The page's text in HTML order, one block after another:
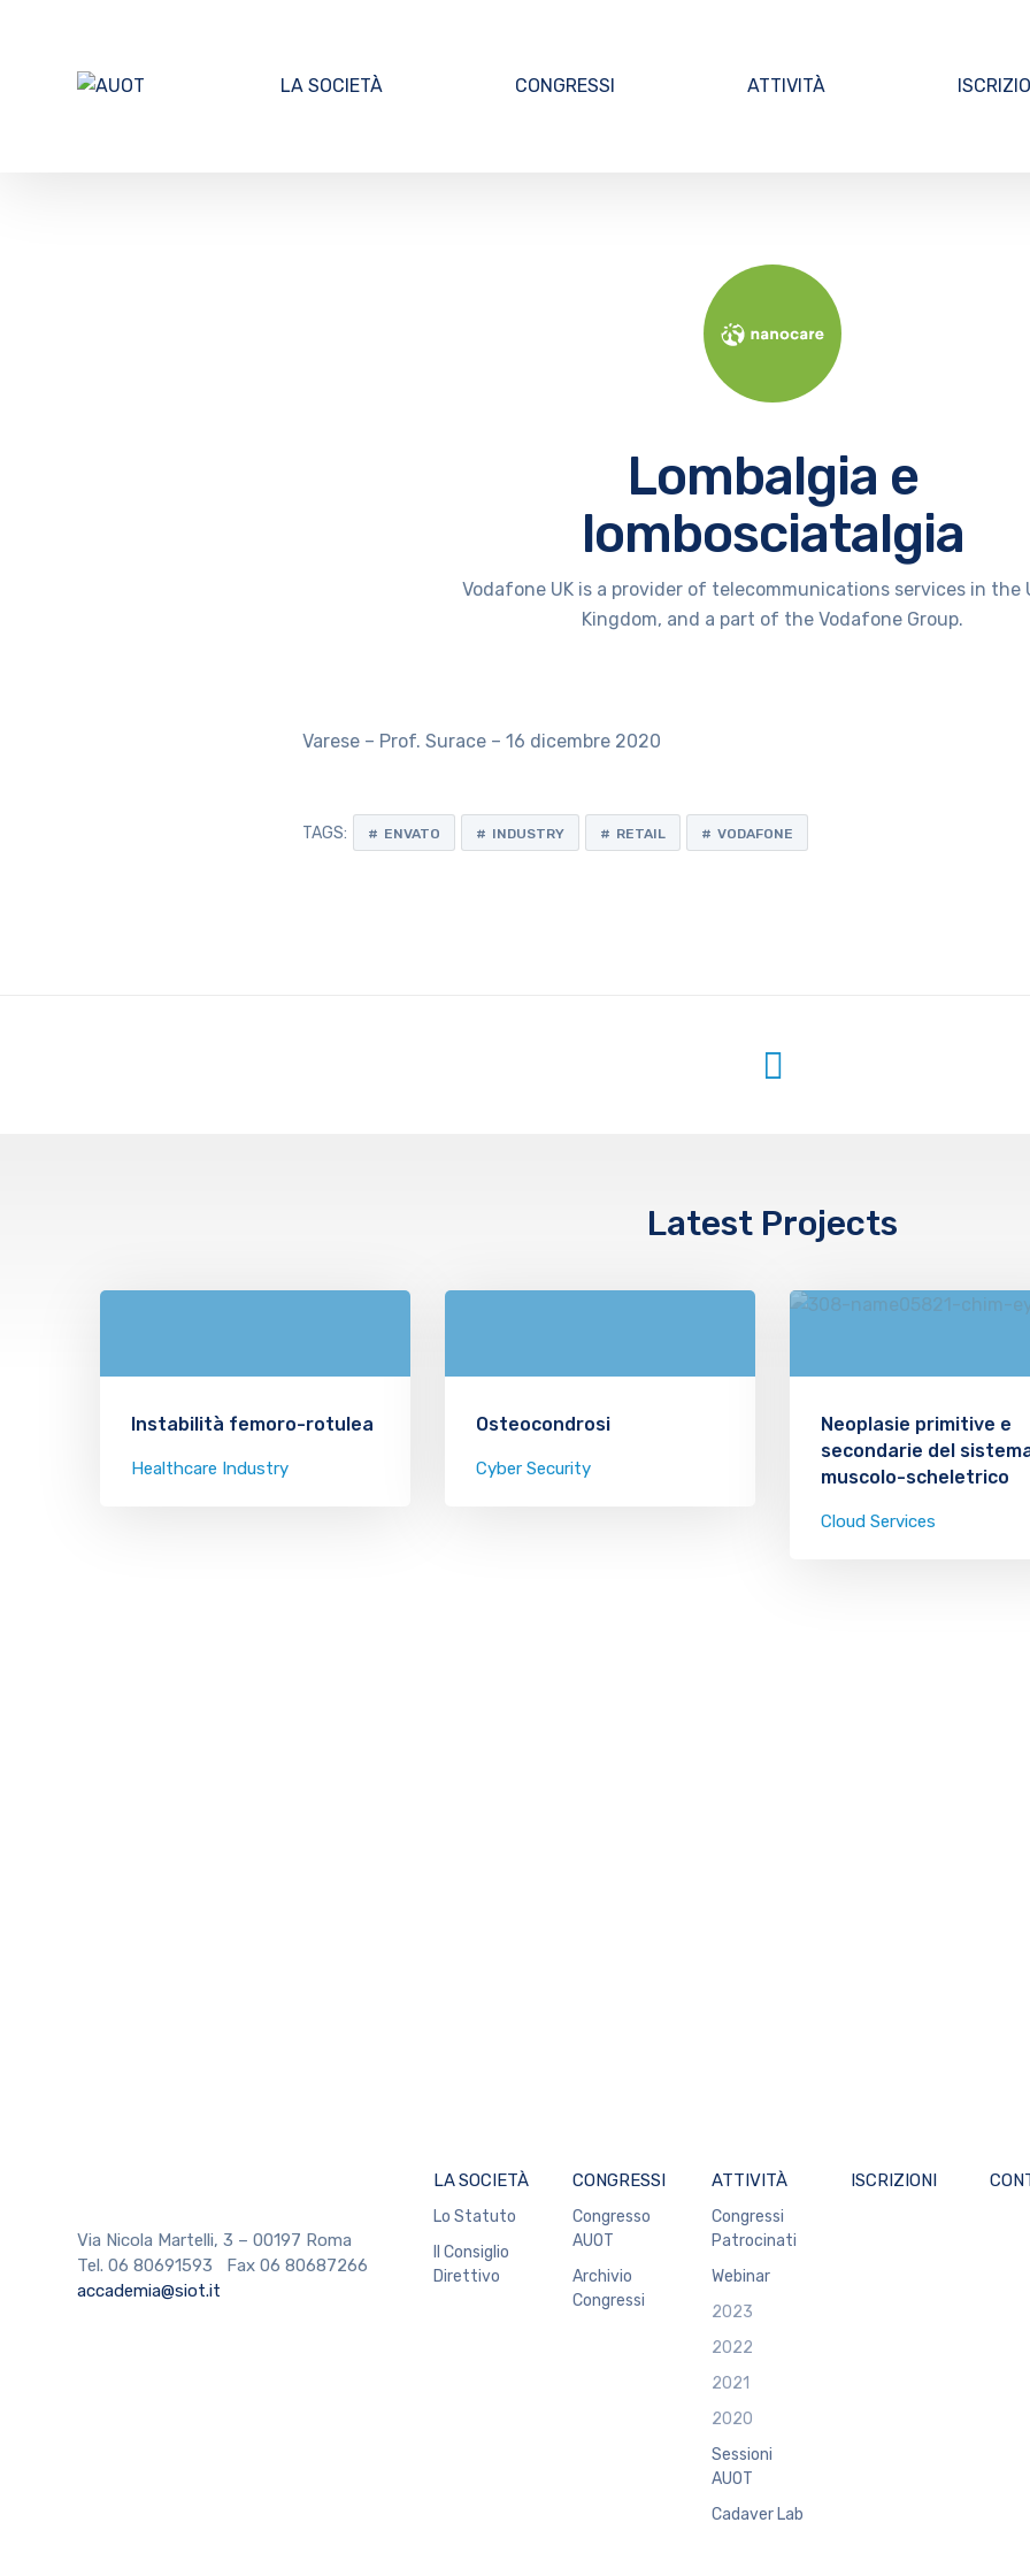
LA SOCIETÀ CONGRESSI ATTIVITÀ
Lombalgia e
lombosciatalgia
Vodafone UK is a provider of telecommunications services in the
Kingdom, and a part of the Vodafone Group.
Varese – Prof. Surace – 16 dicembre 2020
TAGS: ENVATO INDUSTRY RETAIL VODAFONE
Latest Projects
Instabilità femoro-rotulea
Healthcare Industry
Osteocondrosi
Cyber Security
Neoplasie primitive e
secondarie del
muscolo-scheletrico
Cloud Services
Via Nicola Martelli, 3 – 00197 Roma
Tel. 06 80691593 Fax 06 80687266
accademia@siot.it
LA SOCIETÀ
Lo Statuto
Il Consiglio
Direttivo
CONGRESSI
Congresso
AUOT
Archivio
Congressi
ATTIVITÀ
Congressi
Patrocinati
Webinar
2023
2022
2021
2020
Sessioni
AUOT
Cadaver Lab
ISCRIZIONI